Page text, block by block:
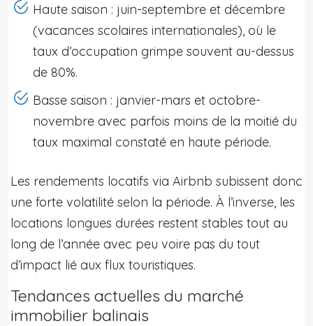
Haute saison : juin-septembre et décembre
(vacances scolaires internationales), où le
taux d’occupation grimpe souvent au-dessus
de 80%.
Basse saison : janvier-mars et octobre-
novembre avec parfois moins de la moitié du
taux maximal constaté en haute période.
Les rendements locatifs via Airbnb subissent donc
une forte volatilité selon la période. À l’inverse, les
locations longues durées restent stables tout au
long de l’année avec peu voire pas du tout
d’impact lié aux flux touristiques.
Tendances actuelles du marché
immobilier balinais